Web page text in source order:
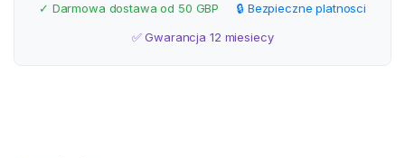
✓ Darmowa dostawa od 50 GBP
🔒 Bezpieczne platnosci
✅ Gwarancja 12 miesiecy